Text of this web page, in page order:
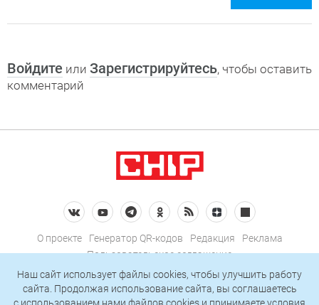
Войдите или Зарегистрируйтесь, чтобы оставить
комментарий
О проекте Генератор QR-кодов Редакция
Реклама
Пользовательское соглашение
Политика конфиденциальности
Подписаться на рассылку
Наш сайт использует файлы cookies, чтобы улучшить работу
сайта. Продолжая использование сайта, вы соглашаетесь